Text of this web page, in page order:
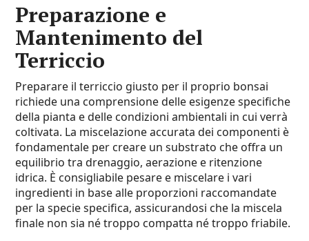
Preparazione e
Mantenimento del
Terriccio
Preparare il terriccio giusto per il proprio bonsai
richiede una comprensione delle esigenze specifiche
della pianta e delle condizioni ambientali in cui verrà
coltivata. La miscelazione accurata dei componenti è
fondamentale per creare un substrato che offra un
equilibrio tra drenaggio, aerazione e ritenzione
idrica. È consigliabile pesare e miscelare i vari
ingredienti in base alle proporzioni raccomandate
per la specie specifica, assicurandosi che la miscela
finale non sia né troppo compatta né troppo friabile.